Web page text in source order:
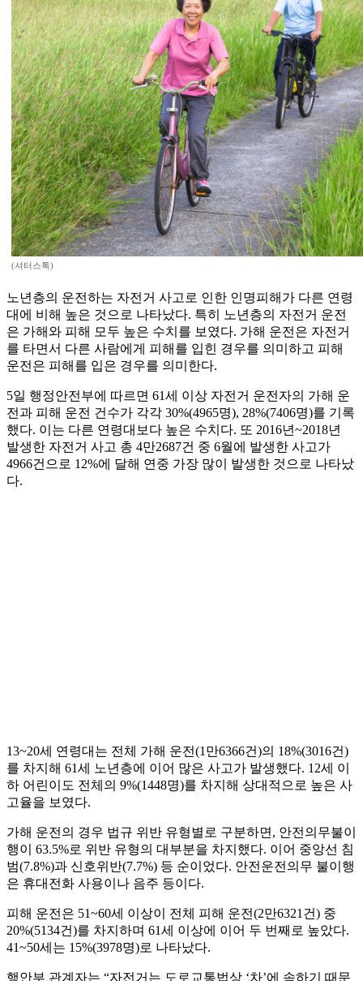
(셔터스톡)
노년층의 운전하는 자전거 사고로 인한 인명피해가 다른 연령
대에 비해 높은 것으로 나타났다. 특히 노년층의 자전거 운전
은 가해와 피해 모두 높은 수치를 보였다. 가해 운전은 자전거
를 타면서 다른 사람에게 피해를 입힌 경우를 의미하고 피해
운전은 피해를 입은 경우를 의미한다.
5일 행정안전부에 따르면 61세 이상 자전거 운전자의 가해 운
전과 피해 운전 건수가 각각 30%(4965명), 28%(7406명)를 기록
했다. 이는 다른 연령대보다 높은 수치다. 또 2016년~2018년
발생한 자전거 사고 총 4만2687건 중 6월에 발생한 사고가
4966건으로 12%에 달해 연중 가장 많이 발생한 것으로 나타났
다.
13~20세 연령대는 전체 가해 운전(1만6366건)의 18%(3016건)
를 차지해 61세 노년층에 이어 많은 사고가 발생했다. 12세 이
하 어린이도 전체의 9%(1448명)를 차지해 상대적으로 높은 사
고율을 보였다.
가해 운전의 경우 법규 위반 유형별로 구분하면, 안전의무불이
행이 63.5%로 위반 유형의 대부분을 차지했다. 이어 중앙선 침
범(7.8%)과 신호위반(7.7%) 등 순이었다. 안전운전의무 불이행
은 휴대전화 사용이나 음주 등이다.
피해 운전은 51~60세 이상이 전체 피해 운전(2만6321건) 중
20%(5134건)를 차지하며 61세 이상에 이어 두 번째로 높았다.
41~50세는 15%(3978명)로 나타났다.
행안부 관계자는 “자전거는 도로교통법상 ‘차’에 속하기 때문